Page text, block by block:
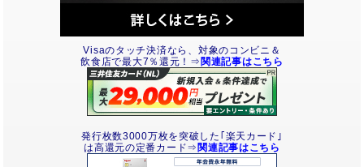
Visaのタッチ決済なら、対象のコンビニ＆
飲食店で最大7％還元！⇒ 関連記事はこちら
発行枚数3000万枚を突破した｢楽天カード｣
は高還元の定番カード⇒ 関連記事はこちら